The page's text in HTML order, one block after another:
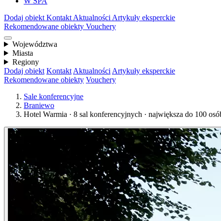
Dodaj obiekt Kontakt Aktualności Artykuły eksperckie
Rekomendowane obiekty Vouchery
Województwa
Miasta
Regiony
Dodaj obiekt Kontakt Aktualności Artykuły eksperckie
Rekomendowane obiekty Vouchery
Sale konferencyjne
Braniewo
Hotel Warmia · 8 sal konferencyjnych · największa do 100